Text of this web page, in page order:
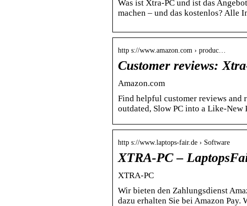
Was ist Xtra-PC und ist das
machen – und das kostenlos? Alle
http s://www.amazon.com › produc…
Customer reviews:
Amazon.com
Find helpful customer reviews
outdated, Slow PC into a Like-New
http s://www.laptops-fair.de › Software
XTRA-PC –
XTRA-PC
Wir bieten den Zahlungsdienst
dazu erhalten Sie bei Amazon